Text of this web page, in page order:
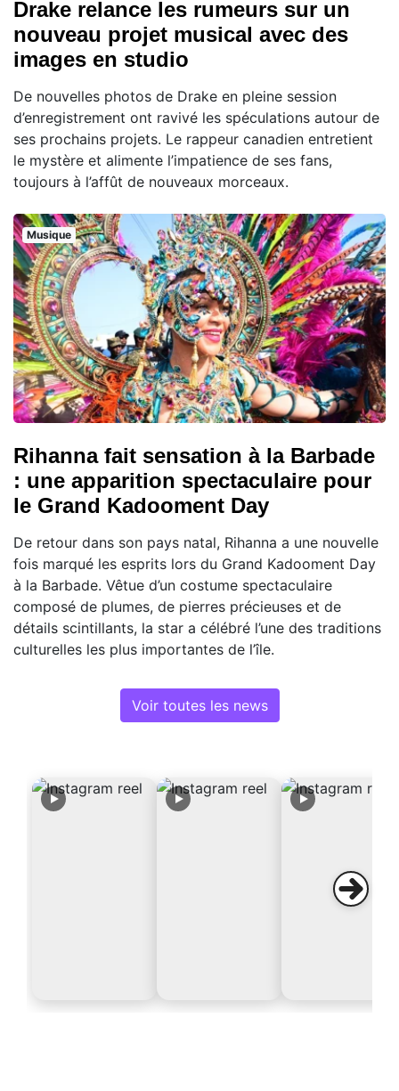
Drake relance les rumeurs sur un
nouveau projet musical avec des
images en studio
De nouvelles photos de Drake en pleine session
d’enregistrement ont ravivé les spéculations autour de
ses prochains projets. Le rappeur canadien entretient
le mystère et alimente l’impatience de ses fans,
toujours à l’affût de nouveaux morceaux.
Musique
Rihanna fait sensation à la Barbade
: une apparition spectaculaire pour
le Grand Kadooment Day
De retour dans son pays natal, Rihanna a une nouvelle
fois marqué les esprits lors du Grand Kadooment Day
à la Barbade. Vêtue d’un costume spectaculaire
composé de plumes, de pierres précieuses et de
détails scintillants, la star a célébré l’une des traditions
culturelles les plus importantes de l’île.
Voir toutes les news